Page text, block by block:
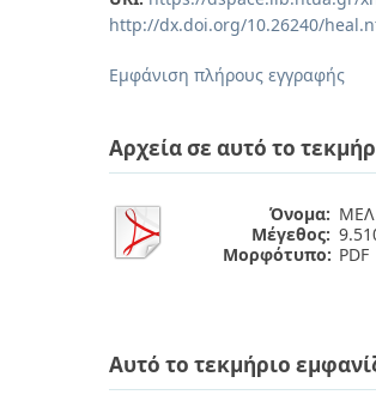
http://dx.doi.org/10.26240/
Εμφάνιση πλήρους εγγραφής
Αρχεία σε αυτό το
Όνομα:
Μέγεθος:
Μορφότυπο: PDF
Αυτό το τεκμήριο